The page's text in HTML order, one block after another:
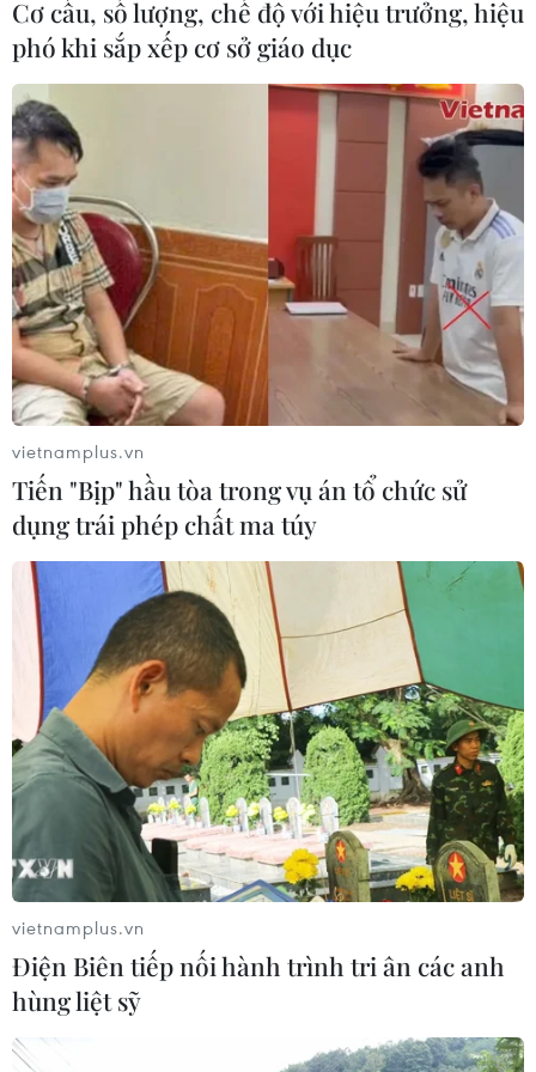
Xâm nhập mặn năm 2020 dự báo sẽ ở
mức độ sâu, gay gắt hơn
06/02/2020 03:47
Từ đầu tháng 2 đến nay, mực nước trên dòng chính
sông Mekong biến đổi chậm, xâm nhập mặn ở Đồng
bằng sông Cửu Long dự báo sẽ ở mức độ sâu hơn và
gay gắt hơn so với trung bình nhiều năm.
Cơ cấu, số lượng, chế độ với hiệu trưởng, hiệu
phó khi sắp xếp cơ sở giáo dục
vietnamplus.vn
Tiến "Bịp" hầu tòa trong vụ án tổ chức sử
dụng trái phép chất ma túy
vietnamplus.vn
Điện Biên tiếp nối hành trình tri ân các anh
hùng liệt sỹ